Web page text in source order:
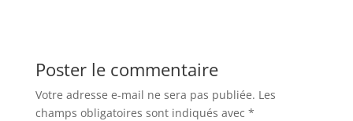
Poster le commentaire
Votre adresse e-mail ne sera pas publiée. Les
champs obligatoires sont indiqués avec *